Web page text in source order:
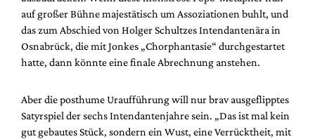
Shop / Abo
Newsletter
Redaktion
Partner
Mediadaten
auf großer Bühne majestätisch um Assoziationen buhlt, und
das zum Abschied von Holger Schultzes Intendantenära in
Osnabrück, die mit Jonkes „Chorphantasie“ durchgestartet
hatte, dann könnte eine finale Abrechnung anstehen.
Aber die posthume Uraufführung will nur brav ausgeflipptes
Satyrspiel der sechs Intendantenjahre sein. „Das ist mal kein
gut gebautes Stück, sondern ein Wust, eine Verrücktheit, mit